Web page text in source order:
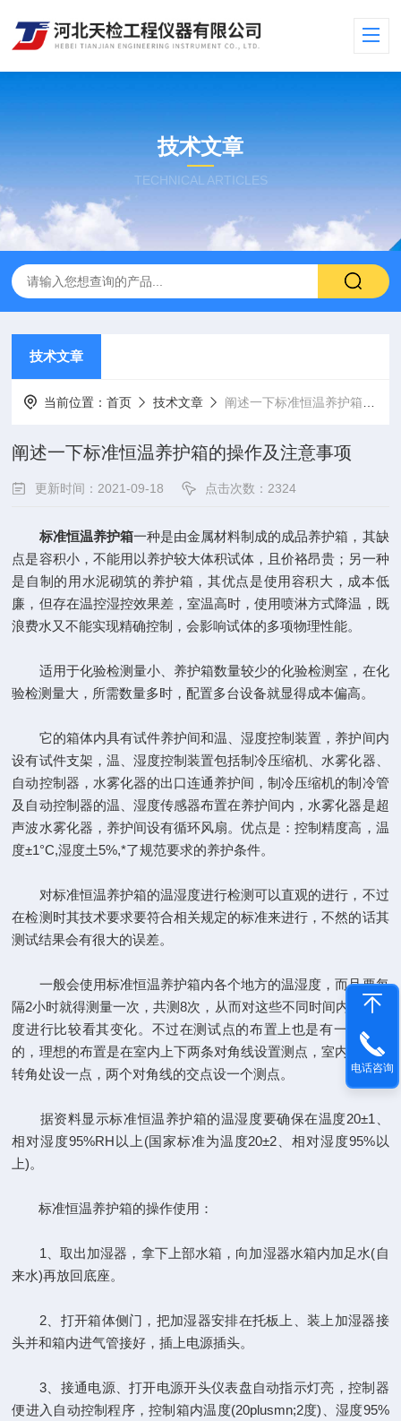
技术文章
TECHNICAL ARTICLES
技术文章
当前位置：首页 技术文章 阐述一下标准恒温养护箱的操作及注意事项
阐述一下标准恒温养护箱的操作及注意事项
更新时间：2021-09-18 点击次数：2324
标准恒温养护箱一种是由金属材料制成的成品养护箱，其缺
点是容积小，不能用以养护较大体积试体，且价袼昂贵；另一种
是自制的用水泥砌筑的养护箱，其优点是使用容积大，成本低
廉，但存在温控湿控效果差，室温高时，使用喷淋方式降温，既
浪费水又不能实现精确控制，会影响试体的多项物理性能。
适用于化验检测量小、养护箱数量较少的化验检测室，在化
验检测量大，所需数量多时，配置多台设备就显得成本偏高。
它的箱体内具有试件养护间和温、湿度控制装置，养护间内
设有试件支架，温、湿度控制装置包括制冷压缩机、水雾化器、
自动控制器，水雾化器的出口连通养护间，制冷压缩机的制冷管
及自动控制器的温、湿度传感器布置在养护间内，水雾化器是超
声波水雾化器，养护间设有循环风扇。优点是：控制精度高，温
度±1°C,湿度土5%,*了规范要求的养护条件。
对标准恒温养护箱的温湿度进行检测可以直观的进行，不过
在检测时其技术要求要符合相关规定的标准来进行，不然的话其
测试结果会有很大的误差。
一般会使用标准恒温养护箱内各个地方的温湿度，而且要每
隔2小时就得测量一次，共测8次，从而对这些不同时间内的温湿
度进行比较看其变化。不过在测试点的布置上也是有一定技巧
的，理想的布置是在室内上下两条对角线设置测点，室内的一个
转角处设一点，两个对角线的交点设一个测点。
据资料显示标准恒温养护箱的温湿度要确保在温度20±1、
相对湿度95%RH以上(国家标准为温度20±2、相对湿度95%以
上)。
标准恒温养护箱的操作使用：
1、取出加湿器，拿下上部水箱，向加湿器水箱内加足水(自
来水)再放回底座。
2、打开箱体侧门，把加湿器安排在托板上、装上加湿器接
头并和箱内进气管接好，插上电源插头。
3、接通电源、打开电源开头仪表盘自动指示灯亮，控制器
便进入自动控制程序，控制箱内温度(20plusmn;2度)、湿度95%
电话咨询